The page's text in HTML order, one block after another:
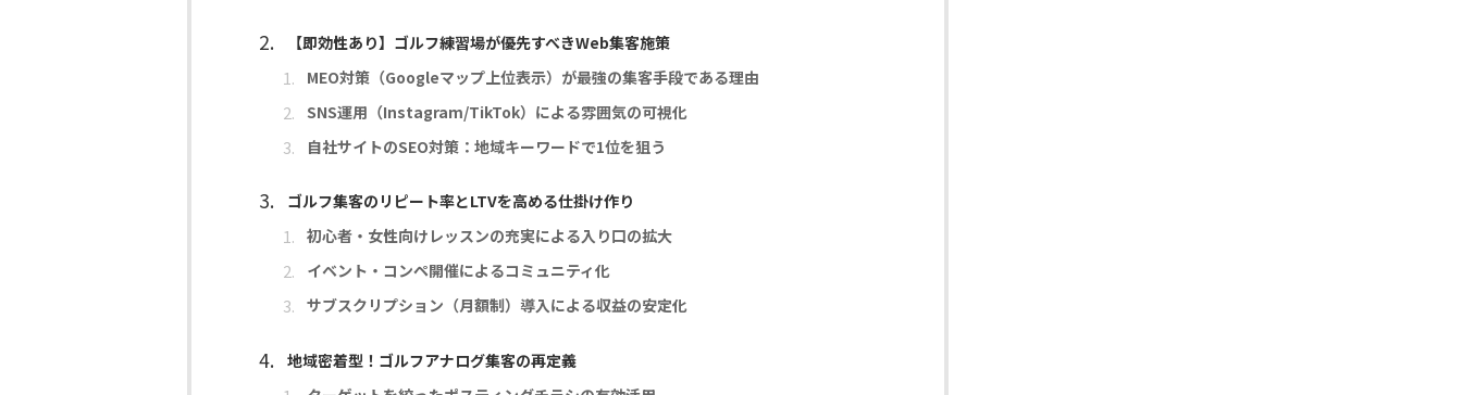
【即効性あり】ゴルフ練習場が優先すべきWeb集客施策
MEO対策（Googleマップ上位表示）が最強の集客手段である理由
SNS運用（Instagram/TikTok）による雰囲気の可視化
自社サイトのSEO対策：地域キーワードで1位を狙う
ゴルフ集客のリピート率とLTVを高める仕掛け作り
初心者・女性向けレッスンの充実による入り口の拡大
イベント・コンペ開催によるコミュニティ化
サブスクリプション（月額制）導入による収益の安定化
地域密着型！ゴルフアナログ集客の再定義